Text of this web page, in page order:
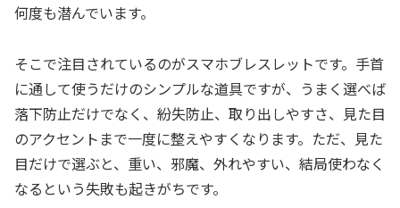
何度も潜んでいます。
そこで注目されているのがスマホブレスレットです。手首
に通して使うだけのシンプルな道具ですが、うまく選べば
落下防止だけでなく、紛失防止、取り出しやすさ、見た目
のアクセントまで一度に整えやすくなります。ただ、見た
目だけで選ぶと、重い、邪魔、外れやすい、結局使わなく
なるという失敗も起きがちです。